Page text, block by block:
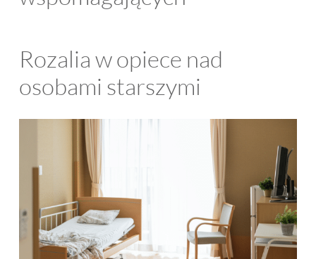
Rozalia w opiece nad
osobami starszymi